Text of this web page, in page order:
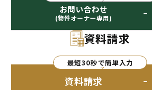
お問い合わせ
(物件オーナー専用)
資料請求
最短30秒で簡単入力
資料請求